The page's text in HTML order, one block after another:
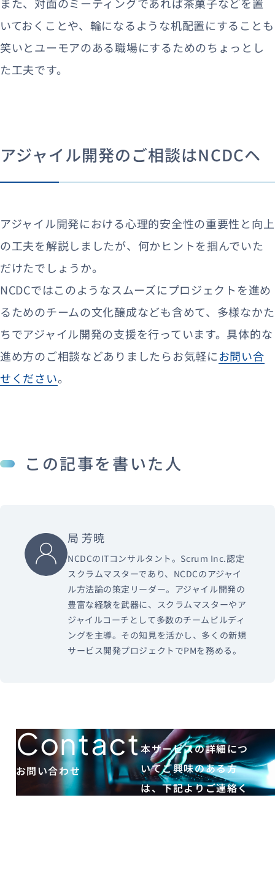
いておくことや、輪になるような机配置にすることも
笑いとユーモアのある職場にするためのちょっとし
た工夫です。
アジャイル開発のご相談はNCDCヘ
アジャイル開発における心理的安全性の重要性と向上
の工夫を解説しましたが、何かヒントを掴んでいた
だけたでしょうか。
NCDCではこのようなスムーズにプロジェクトを進め
るためのチームの文化醸成なども含めて、多様なかた
ちでアジャイル開発の支援を行っています。具体的な
進め方のご相談などありましたらお気軽にお問い合
せください。
この記事を書いた人
局 芳暁
NCDCのITコンサルタント。Scrum Inc.認定
スクラムマスターであり、NCDCのアジャイ
ル方法論の策定リーダー。アジャイル開発の
豊富な経験を武器に、スクラムマスターやア
ジャイルコーチとして多数のチームビルディ
ングを主導。その知見を活かし、多くの新規
サービス開発プロジェクトでPMを務める。
Contact
お問い合わせ
本サービスの詳細につ
いてご興味のある方
は、下記よりご連絡く